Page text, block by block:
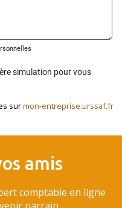
surmon-entreprise.urssaf.fr
amis
comptable en ligne